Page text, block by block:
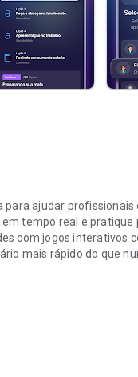
para ajudar
tempo real e
com jogos interativos
mais rápido do que
adaptados à sua
e outros, com prática